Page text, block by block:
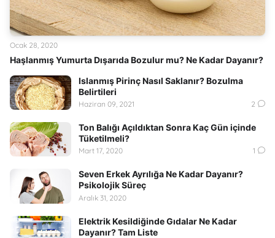
Haşlanmış Yumurta Dışarıda Bozulur mu? Ne Kadar Dayanır?
Ocak 28, 2020
Islanmış Pirinç Nasıl Saklanır? Bozulma
Belirtileri
Haziran 09, 2021 2
Ton Balığı Açıldıktan Sonra Kaç Gün içinde
Tüketilmeli?
Mart 17, 2020 1
Seven Erkek Ayrılığa Ne Kadar Dayanır?
Psikolojik Süreç
Aralık 31, 2020
Elektrik Kesildiğinde Gıdalar Ne Kadar
Dayanır? Tam Liste